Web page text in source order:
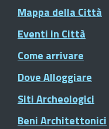
Mappa della Città
Eventi in Città
Come arrivare
Dove Alloggiare
Siti Archeologici
Beni Architettonici